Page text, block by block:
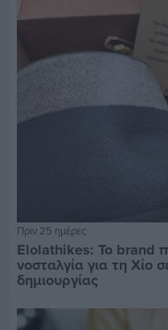
Πριν 25 ημέρες
Elolathikes: Το brand
νοσταλγία για τη Χίο
δημιουργίας